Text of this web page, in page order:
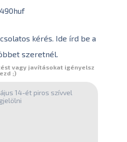
kérés. Ide írd be a
szeretnél.
vagy javításokat igényelsz
;)